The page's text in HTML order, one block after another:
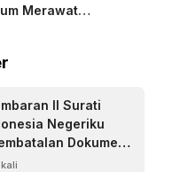
Merawat
II Surati
Negeriku
Dokumen
Ijazah